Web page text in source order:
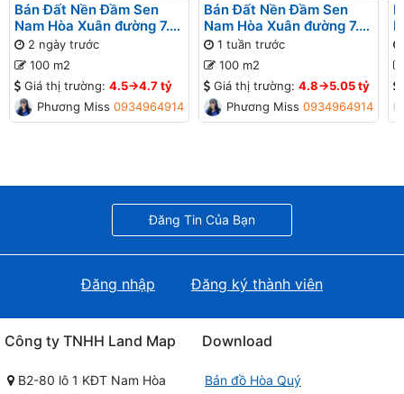
Bán Đất Nền Đầm Sen
Nam Hòa Xuân đường 7.5
B2-122 lô 6x
2 ngày trước
100 m2
Giá thị trường: 4.5->4.7 tỷ
Phương Missa0934964914
Bán Đất Nền Đầm Sen
Nam Hòa Xuân đường 7.5
B2-121 lô 6x
1 tuần trước
100 m2
Giá thị trường: 4.8->5.05 tỷ
Phương Missa0934964914
Đăng Tin Của Bạn
Đăng nhập Đăng ký thành viên
Công ty TNHH Land Map
B2-80 lô 1 KĐT Nam Hòa
Download
Bản đồ Hòa Quý